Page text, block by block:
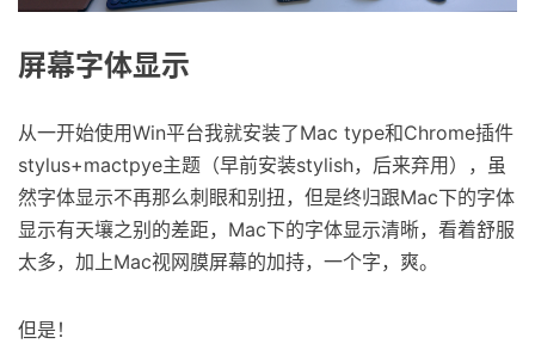
屏幕字体显示
从一开始使用Win平台我就安装了Mac type和Chrome插件
stylus+mactpye主题（早前安装stylish，后来弃用），虽
然字体显示不再那么刺眼和别扭，但是终归跟Mac下的字体
显示有天壤之别的差距，Mac下的字体显示清晰，看着舒服
太多，加上Mac视网膜屏幕的加持，一个字，爽。
但是！